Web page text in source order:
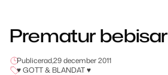
Prematur bebisar
Publicerad,29 december 2011
♥ GOTT & BLANDAT ♥